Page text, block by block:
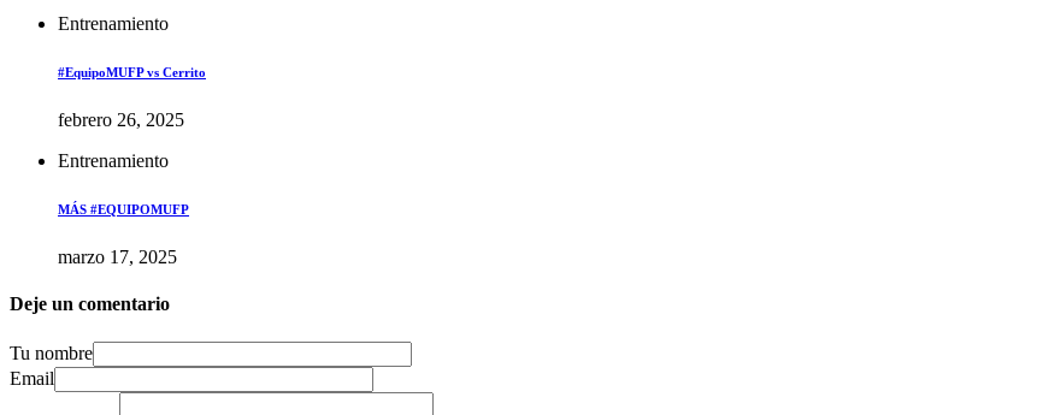
Entrenamiento
#EquipoMUFP vs Cerrito
febrero 26, 2025
Entrenamiento
MÁS #EQUIPOMUFP
marzo 17, 2025
Deje un comentario
Tu nombre
Email